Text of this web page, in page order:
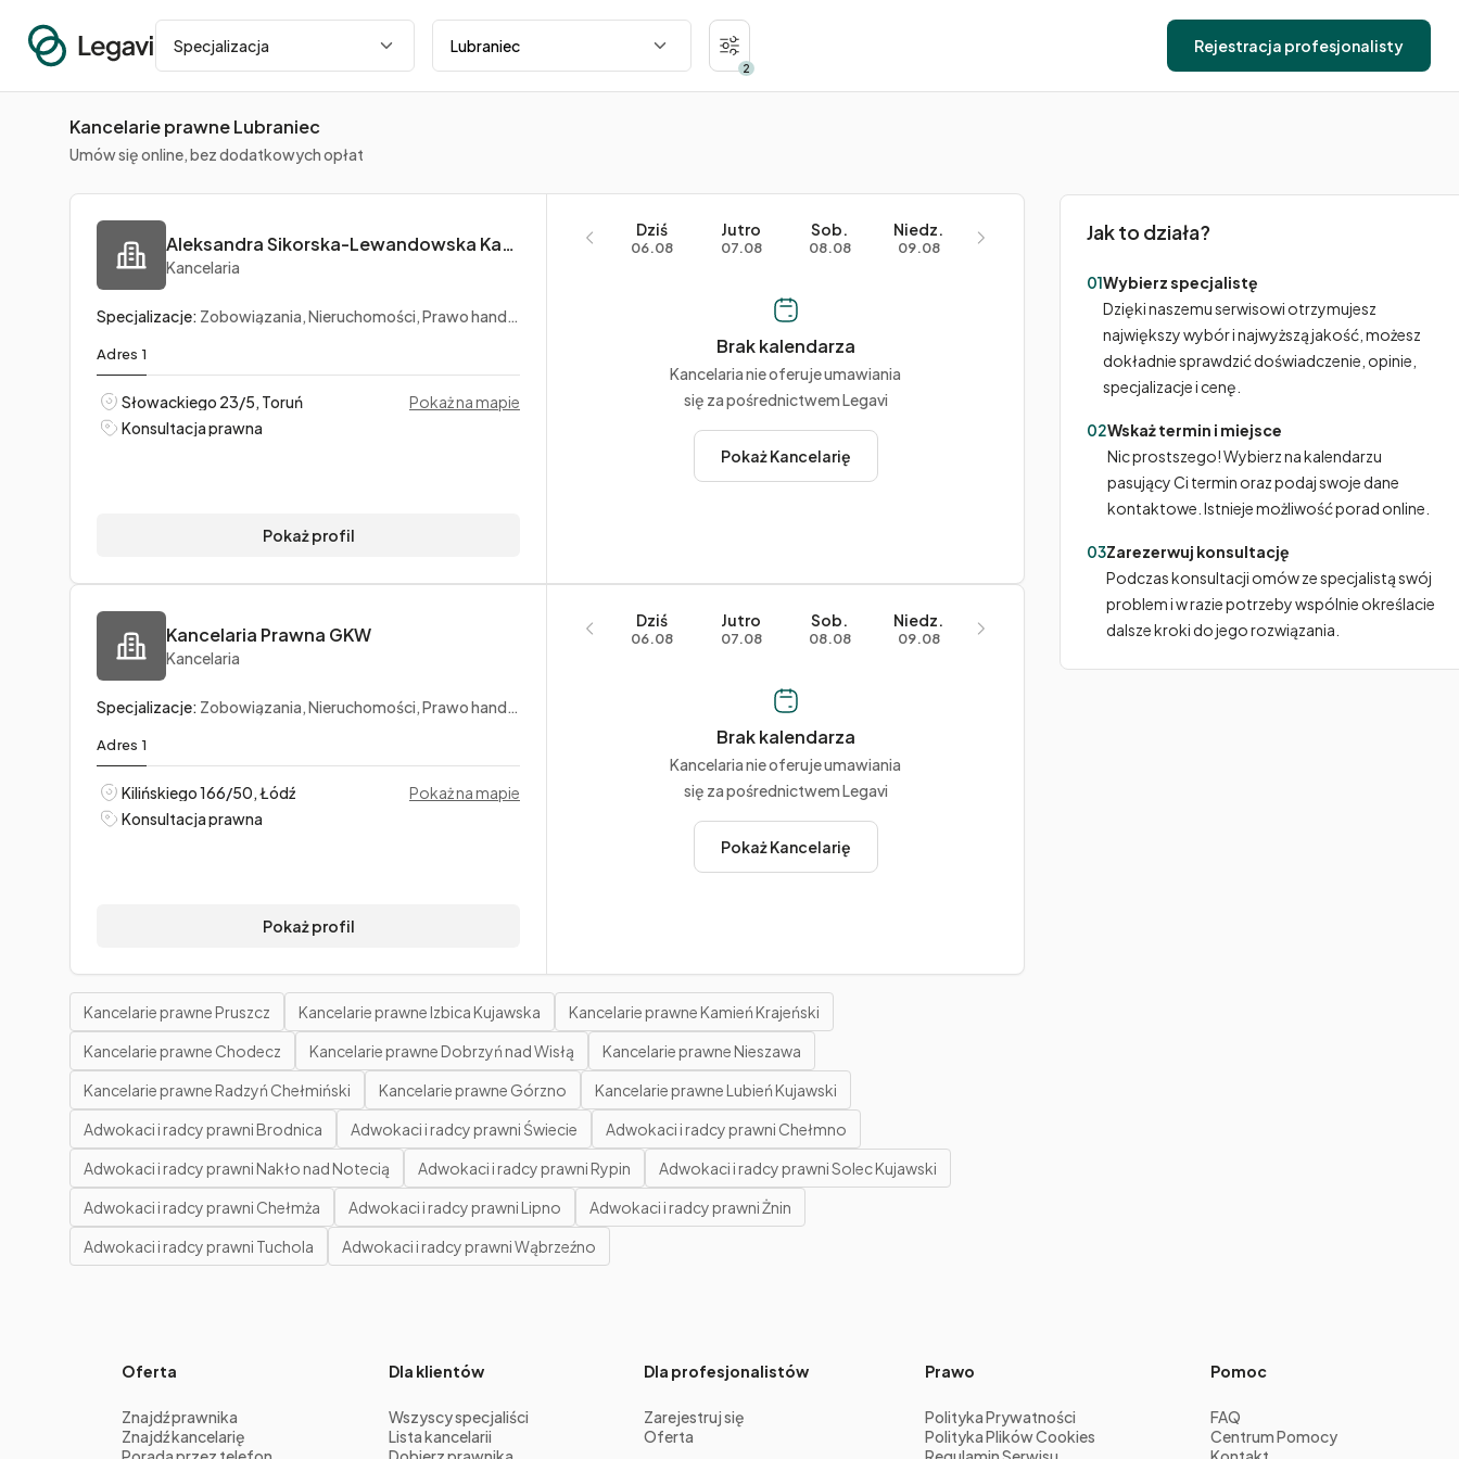
Specjalizacja
Miasto
2
Rejestracja profesjonalisty
Kancelarie prawne Lubraniec
Umów się online, bez dodatkowych opłat
Aleksandra Sikorska-Lewandowska Kancelaria MELETE
Kancelaria
Specjalizacje: Zobowiązania, Nieruchomości, Prawo handlowe
Adres 1
Słowackiego 23/5, Toruń
Pokaż na mapie
Konsultacja prawna
Pokaż profil
Dziś
06.08
Jutro
07.08
Sob.
08.08
Niedz.
09.08
Brak kalendarza
Kancelaria nie oferuje umawiania
się za pośrednictwem Legavi
Pokaż Kancelarię
Kancelaria Prawna GKW
Kancelaria
Specjalizacje: Zobowiązania, Nieruchomości, Prawo handlowe
Adres 1
Kilińskiego 166/50, Łódź
Pokaż na mapie
Konsultacja prawna
Pokaż profil
Dziś
06.08
Jutro
07.08
Sob.
08.08
Niedz.
09.08
Brak kalendarza
Kancelaria nie oferuje umawiania
się za pośrednictwem Legavi
Pokaż Kancelarię
Kancelarie prawne Pruszcz Kancelarie prawne Izbica Kujawska
Kancelarie prawne Kamień Krajeński
Kancelarie prawne Chodecz
Kancelarie prawne Dobrzyń nad Wisłą
Kancelarie prawne Nieszawa
Kancelarie prawne Radzyń Chełmiński
Kancelarie prawne Górzno
Kancelarie prawne Lubień Kujawski
Adwokaci i radcy prawni Brodnica
Adwokaci i radcy prawni Świecie
Adwokaci i radcy prawni Chełmno
Adwokaci i radcy prawni Nakło nad Notecią
Adwokaci i radcy prawni Rypin
Adwokaci i radcy prawni Solec Kujawski
Adwokaci i radcy prawni Chełmża
Adwokaci i radcy prawni Lipno
Adwokaci i radcy prawni Żnin
Adwokaci i radcy prawni Tuchola
Adwokaci i radcy prawni Wąbrzeźno
Jak to działa?
01Wybierz specjalistę
Dzięki naszemu serwisowi otrzymujesz
największy wybór i najwyższą jakość, możesz
dokładnie sprawdzić doświadczenie, opinie,
specjalizacje i cenę.
02Wskaż termin i miejsce
Nic prostszego! Wybierz na kalendarzu
pasujący Ci termin oraz podaj swoje dane
kontaktowe. Istnieje możliwość porad online.
03Zarezerwuj konsultację
Podczas konsultacji omów ze specjalistą swój
problem i w razie potrzeby wspólnie określacie
dalsze kroki do jego rozwiązania.
Oferta
Znajdź prawnika
Znajdź kancelarię
Dla klientów
Wszyscy specjaliści
Lista kancelarii
Dla profesjonalistów
Zarejestruj się
Oferta
Prawo
Polityka Prywatności
Polityka Plików Cookies
Pomoc
FAQ
Centrum Pomocy